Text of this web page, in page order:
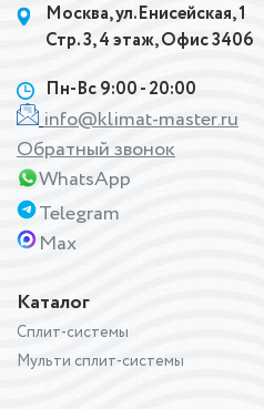
Каталог
Сплит-системы
Мульти сплит-системы
Москва, ул.Енисейская, 1
Стр. 3, 4 этаж, Офис 3406
Пн-Вс 9:00 - 20:00
info@klimat-master.ru
Обратный звонок
WhatsApp
Telegram
Max